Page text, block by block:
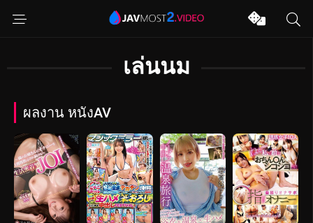
เล่นนม
ผลงาน หนังAV